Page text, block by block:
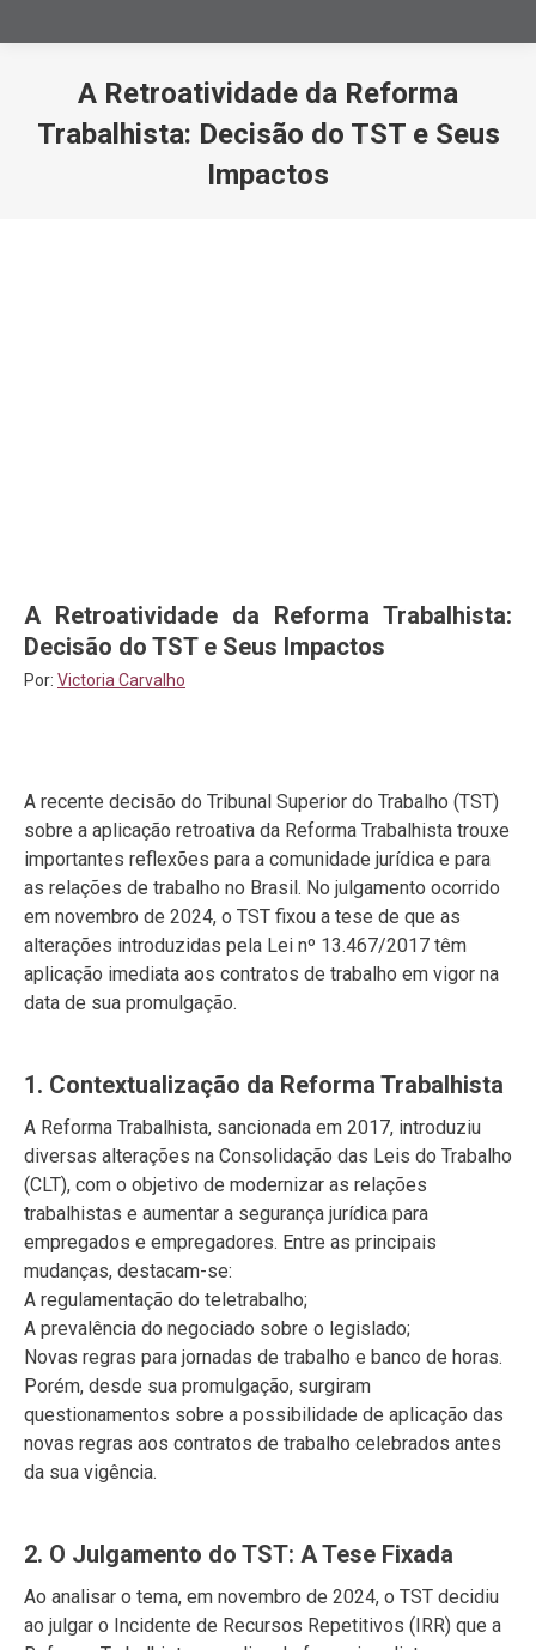
A Retroatividade da Reforma
Trabalhista: Decisão do TST e Seus
Impactos
A Retroatividade da Reforma Trabalhista:
Decisão do TST e Seus Impactos
Por: Victoria Carvalho
A recente decisão do Tribunal Superior do Trabalho (TST)
sobre a aplicação retroativa da Reforma Trabalhista trouxe
importantes reflexões para a comunidade jurídica e para
as relações de trabalho no Brasil. No julgamento ocorrido
em novembro de 2024, o TST fixou a tese de que as
alterações introduzidas pela Lei nº 13.467/2017 têm
aplicação imediata aos contratos de trabalho em vigor na
data de sua promulgação.
1. Contextualização da Reforma Trabalhista
A Reforma Trabalhista, sancionada em 2017, introduziu
diversas alterações na Consolidação das Leis do Trabalho
(CLT), com o objetivo de modernizar as relações
trabalhistas e aumentar a segurança jurídica para
empregados e empregadores. Entre as principais
mudanças, destacam-se:
A regulamentação do teletrabalho;
A prevalência do negociado sobre o legislado;
Novas regras para jornadas de trabalho e banco de horas.
Porém, desde sua promulgação, surgiram
questionamentos sobre a possibilidade de aplicação das
novas regras aos contratos de trabalho celebrados antes
da sua vigência.
2. O Julgamento do TST: A Tese Fixada
Ao analisar o tema, em novembro de 2024, o TST decidiu
ao julgar o Incidente de Recursos Repetitivos (IRR) que a